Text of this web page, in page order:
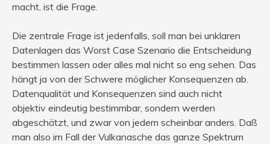
macht, ist die Frage.
Die zentrale Frage ist jedenfalls, soll man bei unklaren
Datenlagen das Worst Case Szenario die Entscheidung
bestimmen lassen oder alles mal nicht so eng sehen. Das
hängt ja von der Schwere möglicher Konsequenzen ab.
Datenqualität und Konsequenzen sind auch nicht
objektiv eindeutig bestimmbar, sondern werden
abgeschätzt, und zwar von jedem scheinbar anders. Daß
man also im Fall der Vulkanasche das ganze Spektrum